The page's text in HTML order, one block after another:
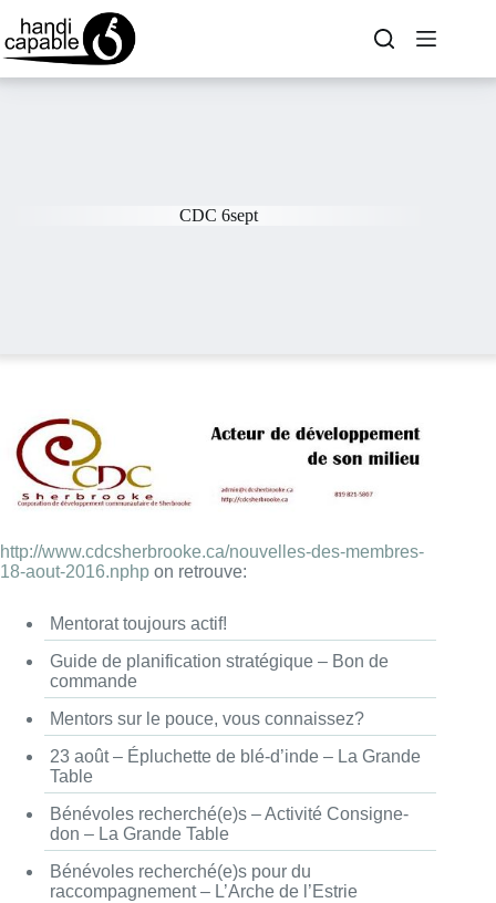
CDC 6sept
http://www.cdcsherbrooke.ca/nouvelles-des-membres-
18-aout-2016.nphp on retrouve:
Mentorat toujours actif!
Guide de planification stratégique – Bon de
commande
Mentors sur le pouce, vous connaissez?
23 août – Épluchette de blé-d’inde – La Grande
Table
Bénévoles recherché(e)s – Activité Consigne-
don – La Grande Table
Bénévoles recherché(e)s pour du
raccompagnement – L’Arche de l’Estrie